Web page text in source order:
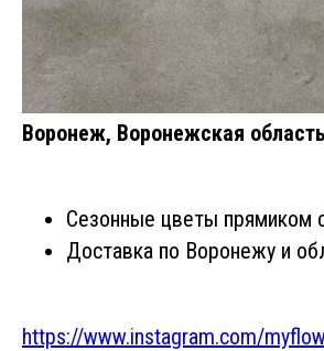
Воронеж, Воронежская область
Сезонные цветы прямиком
Доставка по Воронежу и
https://www.instagram.com/